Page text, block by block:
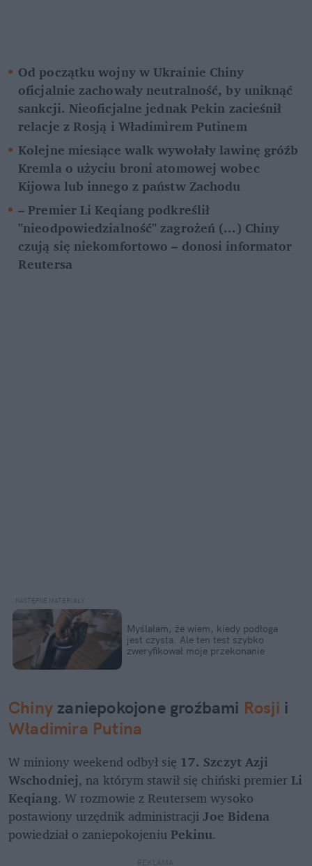
Od początku wojny w Ukrainie Chiny
oficjalnie zachowały neutralność, by uniknąć
sankcji. Nieoficjalne jednak Pekin zacieśnił
relacje z Rosją i Władimirem Putinem
Kolejne miesiące walk wywołały lawinę gróźb
Kremla o użyciu broni atomowej wobec
Kijowa lub innego z państw Zachodu
– Premier Li Keqiang podkreślił
"nieodpowiedzialność" zagrożeń (...) Chiny
czują się niekomfortowo – donosi informator
Reutersa
Myślałam, że wiem, kiedy podłoga
jest czysta. Ale ten test szybko
zweryfikował moje przekonanie
Chiny zaniepokojone groźbami Rosji
Władimira Putina
W miniony weekend odbył się 17. Szczyt Azji
Wschodniej, na którym stawił się chiński premier Li
Keqiang. W rozmowie z Reutersem wysoko
postawiony urzędnik administracji Joe Bidena
powiedział o zaniepokojeniu Pekinu.
REKLAMA